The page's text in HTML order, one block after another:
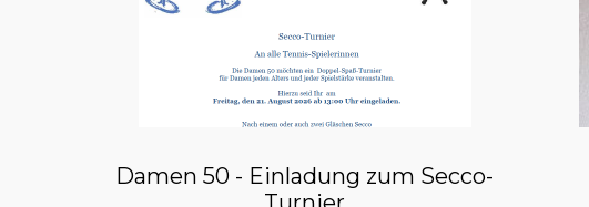
Damen 50 - Einladung zum Secco-